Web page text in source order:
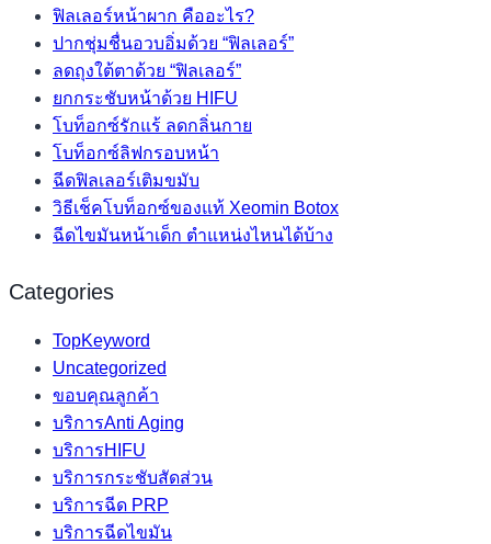
ฟิลเลอร์หน้าผาก คืออะไร?
ปากชุ่มชื่นอวบอิ่มด้วย “ฟิลเลอร์”
ลดถุงใต้ตาด้วย “ฟิลเลอร์”
ยกกระชับหน้าด้วย HIFU
โบท็อกซ์รักแร้ ลดกลิ่นกาย
โบท็อกซ์ลิฟกรอบหน้า
ฉีดฟิลเลอร์เติมขมับ
วิธีเช็คโบท็อกซ์ของแท้ Xeomin Botox
ฉีดไขมันหน้าเด็ก ตำแหน่งไหนได้บ้าง
Categories
TopKeyword
Uncategorized
ขอบคุณลูกค้า
บริการAnti Aging
บริการHIFU
บริการกระชับสัดส่วน
บริการฉีด PRP
บริการฉีดไขมัน